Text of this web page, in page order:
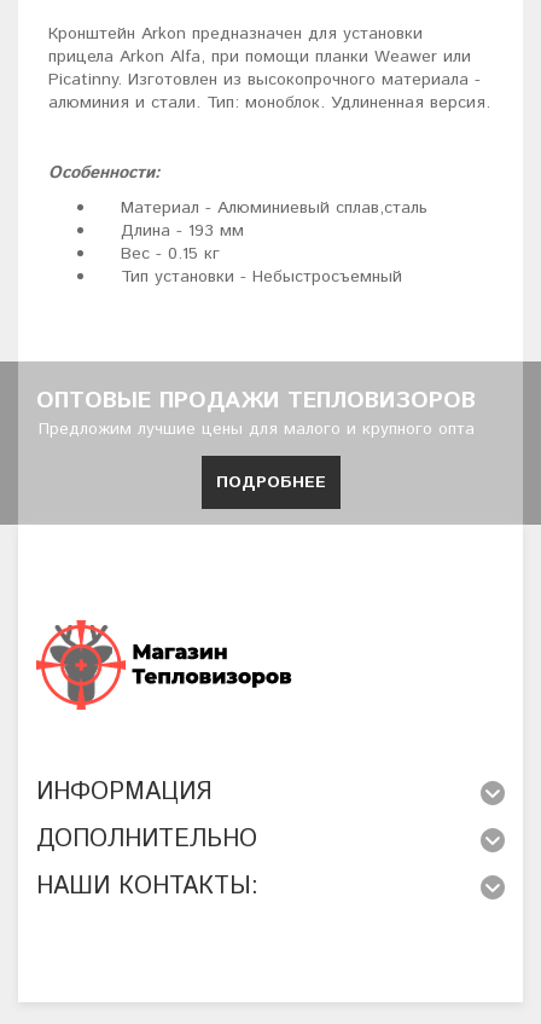
Кронштейн Arkon предназначен для установки
прицела Arkon Alfa, при помощи планки Weawer или
Picatinny. Изготовлен из высокопрочного материала -
алюминия и стали. Тип: моноблок. Удлиненная версия.
Особенности:
Материал - Алюминиевый сплав,сталь
Длина - 193 мм
Вес - 0.15 кг
Тип установки - Небыстросъемный
ОПТОВЫЕ ПРОДАЖИ ТЕПЛОВИЗОРОВ
Предложим лучшие цены для малого и крупного опта
ПОДРОБНЕЕ
ИНФОРМАЦИЯ
ДОПОЛНИТЕЛЬНО
НАШИ КОНТАКТЫ: